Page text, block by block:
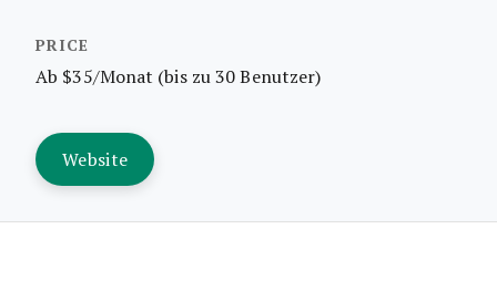
Ab $35/Monat (bis zu 30 Benutzer)
Website